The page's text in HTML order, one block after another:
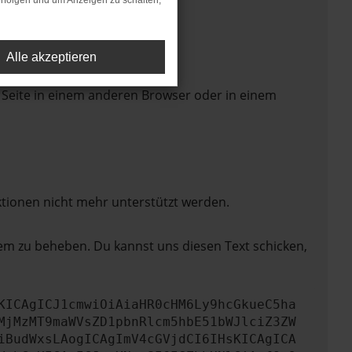
in einem anderen Browser oder in einem
nicht mehr unterstützt werden.
zu beheben. Du kannst uns diesen Text schicken,
Alle akzeptieren